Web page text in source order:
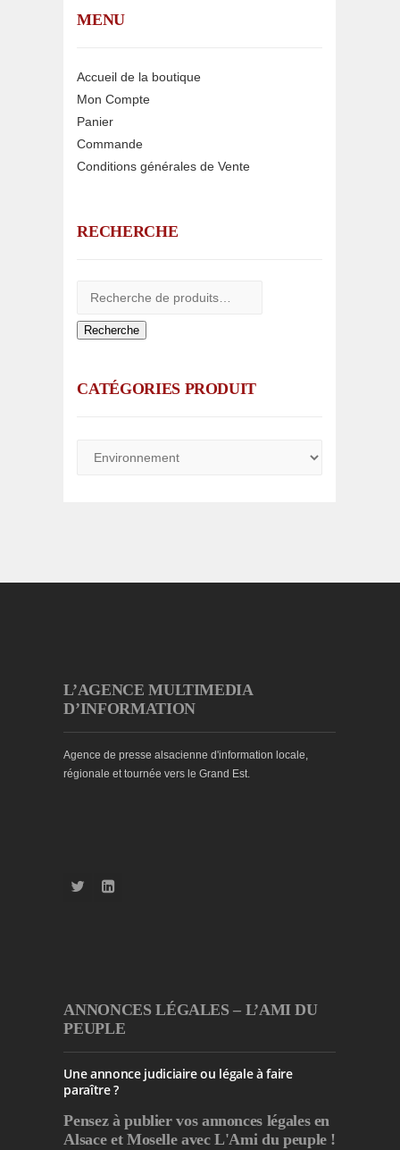
MENU
Accueil de la boutique
Mon Compte
Panier
Commande
Conditions générales de Vente
RECHERCHE
Recherche
CATÉGORIES PRODUIT
L’AGENCE MULTIMEDIA
D’INFORMATION
Agence de presse alsacienne d'information locale,
régionale et tournée vers le Grand Est.
ANNONCES LÉGALES – L’AMI DU
PEUPLE
Une annonce judiciaire ou légale à faire
paraître ?
Pensez à publiervos annonces légales en
Alsace et Moselle avec L'Ami du peuple !